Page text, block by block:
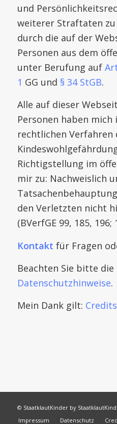
und
weiterer Straftaten zu
durch die auf der
Personen aus dem
unter Berufung auf
1 GG und § 34 StGB.
Alle auf dieser
Personen haben
rechtlichen Verfahren
Richtigstellung im
mir zu: Nachweislich
den Verletzten nicht
(BVerfGE 99, 185, 196;
Kontakt für Fragen
Beachten Sie bitte die
Datenschutzhinweise.
Mein Dank gilt: Credits
© StaatklautKinder by
Impressum
Datenschutz